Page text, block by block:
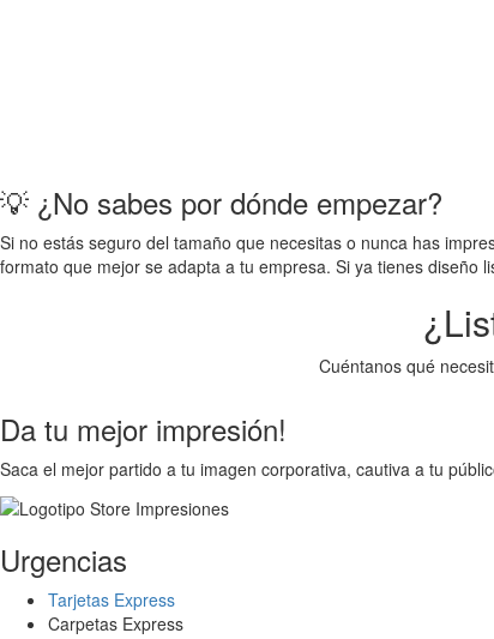
💡 ¿No sabes por dónde empezar?
Si no estás seguro del tamaño que necesitas o nunca has
formato que mejor se adapta a tu empresa. Si ya tienes
Cuéntanos qué
Da tu mejor impresión!
Saca el mejor partido a tu imagen corporativa, cautiva a tu
Urgencias
Tarjetas Express
Carpetas Express